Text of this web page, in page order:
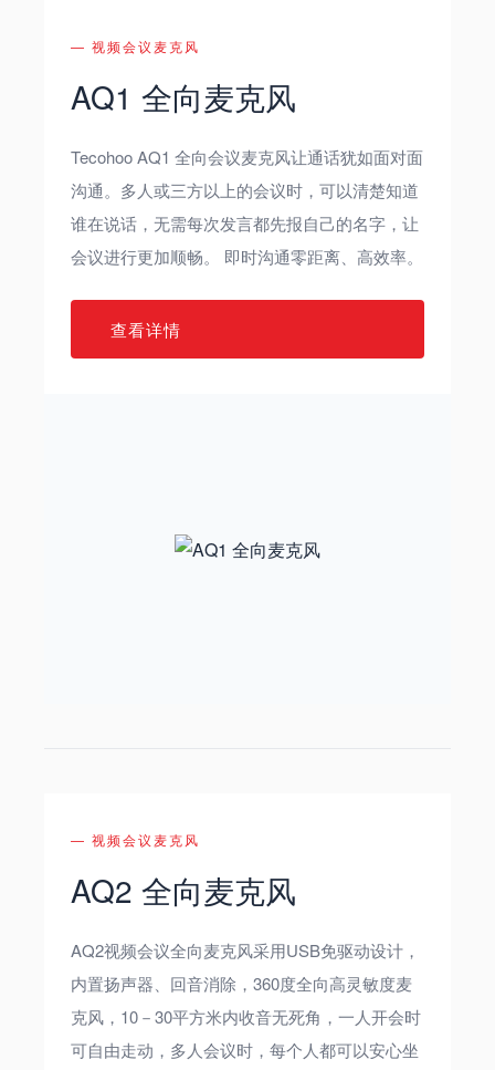
— 视频会议麦克风
AQ1 全向麦克风
Tecohoo AQ1 全向会议麦克风让通话犹如面对面
沟通。多人或三方以上的会议时，可以清楚知道
谁在说话，无需每次发言都先报自己的名字，让
会议进行更加顺畅。 即时沟通零距离、高效率。
查看详情
— 视频会议麦克风
AQ2 全向麦克风
AQ2视频会议全向麦克风采用USB免驱动设计，
内置扬声器、回音消除，360度全向高灵敏度麦
克风，10－30平方米内收音无死角，一人开会时
可自由走动，多人会议时，每个人都可以安心坐